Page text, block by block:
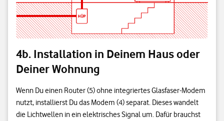
4b. Installation in Deinem Haus oder
Deiner Wohnung
Wenn Du einen Router (5) ohne integriertes Glasfaser-Modem
nutzt, installierst Du das Modem (4) separat. Dieses wandelt
die Lichtwellen in ein elektrisches Signal um. Dafür brauchst